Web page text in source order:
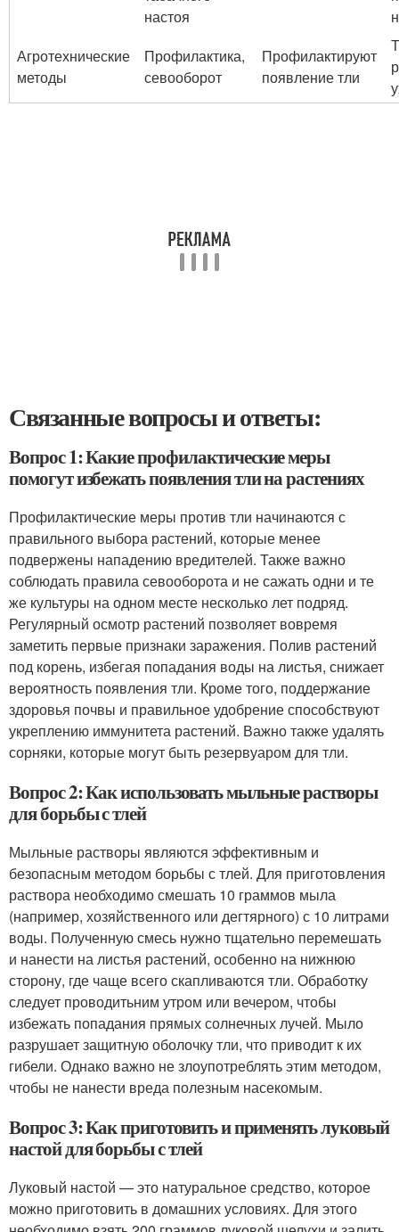
настоя
Агротехнические
методы
Профилактика,
севооборот
Профилактируют
появление тли
Связанные вопросы и ответы:
Вопрос 1: Какие профилактические меры
помогут избежать появления тли на растениях
Профилактические меры против тли начинаются с
правильного выбора растений, которые менее
подвержены нападению вредителей. Также важно
соблюдать правила севооборота и не сажать одни и те
же культуры на одном месте несколько лет подряд.
Регулярный осмотр растений позволяет вовремя
заметить первые признаки заражения. Полив растений
под корень, избегая попадания воды на листья, снижает
вероятность появления тли. Кроме того, поддержание
здоровья почвы и правильное удобрение способствуют
укреплению иммунитета растений. Важно также удалять
сорняки, которые могут быть резервуаром для тли.
Вопрос 2: Как использовать мыльные растворы
для борьбы с тлей
Мыльные растворы являются эффективным и
безопасным методом борьбы с тлей. Для приготовления
раствора необходимо смешать 10 граммов мыла
(например, хозяйственного или дегтярного) с 10 литрами
воды. Полученную смесь нужно тщательно перемешать
и нанести на листья растений, особенно на нижнюю
сторону, где чаще всего скапливаются тли. Обработку
следует проводитьним утром или вечером, чтобы
избежать попадания прямых солнечных лучей. Мыло
разрушает защитную оболочку тли, что приводит к их
гибели. Однако важно не злоупотреблять этим методом,
чтобы не нанести вреда полезным насекомым.
Вопрос 3: Как приготовить и применять луковый
настой для борьбы с тлей
Луковый настой — это натуральное средство, которое
можно приготовить в домашних условиях. Для этого